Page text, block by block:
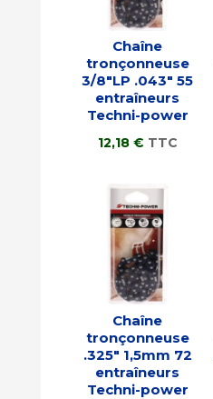
Chaîne
tronçonneuse
3/8″LP .043″ 55
entraîneurs
Techni-power
12,18 € TTC
Chaîne
tronçonneuse
.325″ 1,5mm 72
entraîneurs
Techni-power